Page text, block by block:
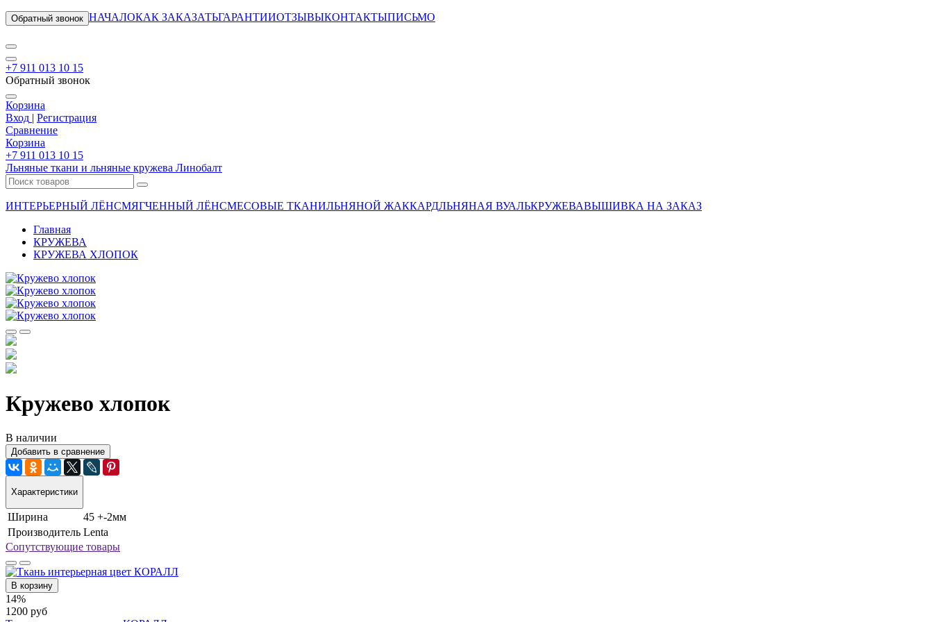
Обратный звонок НАЧАЛОКАК ЗАКАЗАТЬГАРАНТИИОТЗЫВЫКОНТАКТЫПИСЬМО
+7 911 013 10 15
Обратный звонок
Корзина
Вход | Регистрация
Сравнение
Корзина
+7 911 013 10 15
Льняные ткани и льняные кружева Линобалт
ИНТЕРЬЕРНЫЙ ЛЁНСМЯГЧЕННЫЙ ЛЁНСМЕСОВЫЕ ТКАНИЛЬНЯНОЙ ЖАККАРДЛЬНЯНАЯ ВУАЛЬКРУЖЕВАВЫШИВКА НА ЗАКАЗ
Главная
КРУЖЕВА
КРУЖЕВА ХЛОПОК
Кружево хлопок
В наличии
Добавить в сравнение
Характеристики
Ширина
45 +-2мм
Производитель Lenta
Сопутствующие товары
В корзину
14%
1200 руб